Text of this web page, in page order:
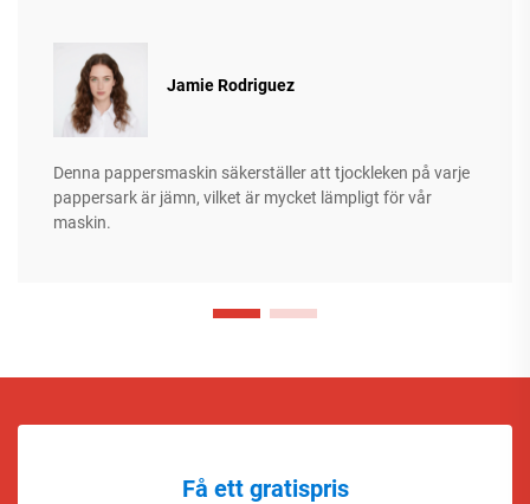
Jamie Rodriguez
Denna pappersmaskin säkerställer att tjockleken på varje
pappersark är jämn, vilket är mycket lämpligt för vår
maskin.
Få ett gratispris